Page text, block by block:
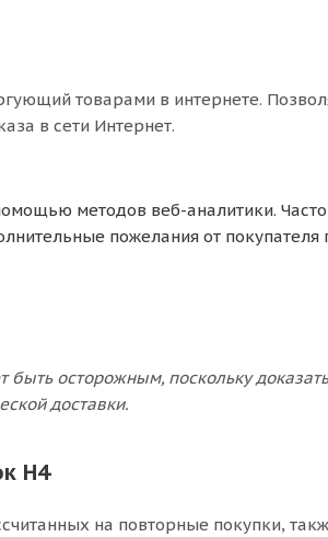
товарами в интернете.
в сети Интернет.
методов веб-аналитики.
пожелания от покупателя
быть осторожным, поскольку
доставки.
H4
на повторные покупки,